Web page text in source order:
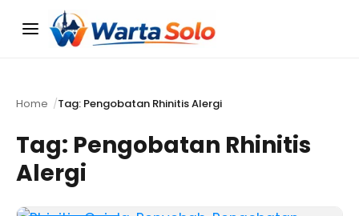
Menu
Home Tag: Pengobatan Rhinitis Alergi
Tag: Pengobatan Rhinitis
Alergi